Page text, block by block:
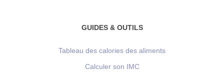
GUIDES & OUTILS
Tableau des calories des aliments
Calculer son IMC